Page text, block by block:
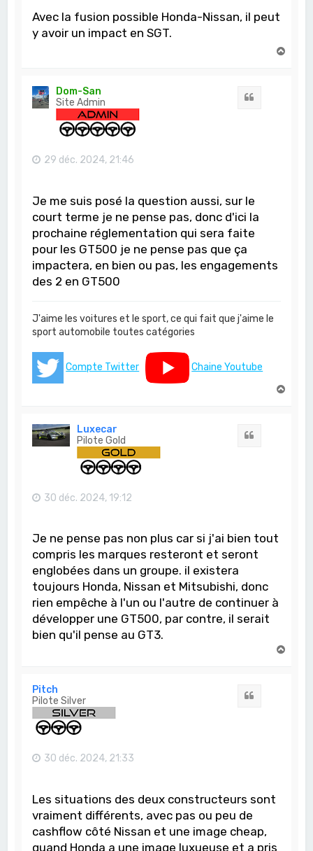
Avec la fusion possible Honda-Nissan, il peut
y avoir un impact en SGT.
Dom-San
Site Admin
29 déc. 2024, 21:46
Je me suis posé la question aussi, sur le
court terme je ne pense pas, donc d'ici la
prochaine réglementation qui sera faite
pour les GT500 je ne pense pas que ça
impactera, en bien ou pas, les engagements
des 2 en GT500
J'aime les voitures et le sport, ce qui fait que j'aime le
sport automobile toutes catégories
Compte Twitter
Chaine Youtube
Luxecar
Pilote Gold
30 déc. 2024, 19:12
Je ne pense pas non plus car si j'ai bien tout
compris les marques resteront et seront
englobées dans un groupe. il existera
toujours Honda, Nissan et Mitsubishi, donc
rien empêche à l'un ou l'autre de continuer à
développer une GT500, par contre, il serait
bien qu'il pense au GT3.
Pitch
Pilote Silver
30 déc. 2024, 21:33
Les situations des deux constructeurs sont
vraiment différents, avec pas ou peu de
cashflow côté Nissan et une image cheap,
quand Honda a une image luxueuse et a pris